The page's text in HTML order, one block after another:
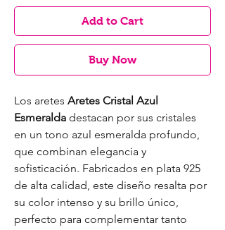
Add to Cart
Buy Now
Los aretes Aretes Cristal Azul
Esmeralda destacan por sus cristales
en un tono azul esmeralda profundo,
que combinan elegancia y
sofisticación. Fabricados en plata 925
de alta calidad, este diseño resalta por
su color intenso y su brillo único,
perfecto para complementar tanto